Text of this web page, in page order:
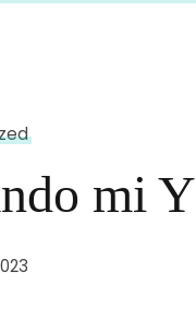
mi